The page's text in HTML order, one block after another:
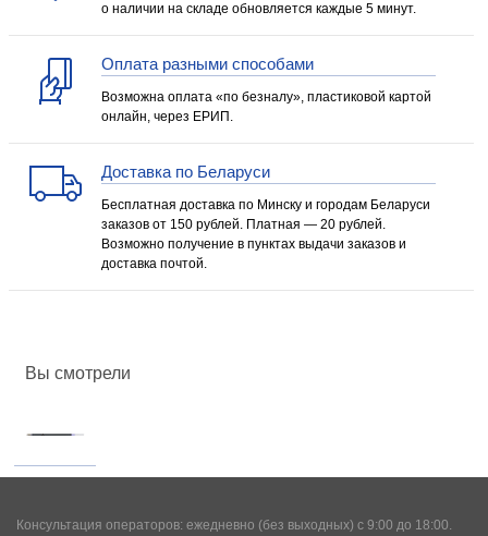
о наличии на складе обновляется каждые 5 минут.
Оплата разными способами
Возможна оплата «по безналу», пластиковой картой
онлайн, через ЕРИП.
Доставка по Беларуси
Бесплатная доставка по Минску и городам Беларуси
заказов от 150 рублей. Платная — 20 рублей.
Возможно получение в пунктах выдачи заказов и
доставка почтой.
Вы смотрели
Консультация операторов: ежедневно (без выходных) с 9:00 до 18:00.